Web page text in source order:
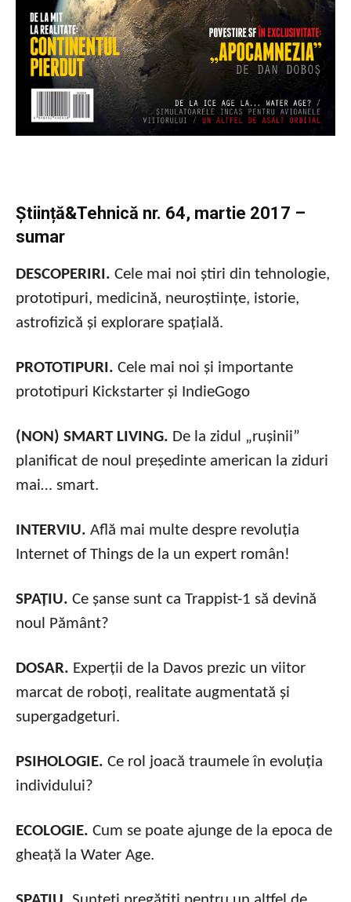
Știință&Tehnică nr. 64, martie 2017 –
sumar
DESCOPERIRI. Cele mai noi știri din tehnologie,
prototipuri, medicină, neuroștiințe, istorie,
astrofizică și explorare spațială.
PROTOTIPURI. Cele mai noi și importante
prototipuri Kickstarter și IndieGogo
(NON) SMART LIVING. De la zidul „rușinii”
planificat de noul președinte american la ziduri
mai… smart.
INTERVIU. Află mai multe despre revoluția
Internet of Things de la un expert român!
SPAȚIU. Ce șanse sunt ca Trappist-1 să devină
noul Pământ?
DOSAR. Experții de la Davos prezic un viitor
marcat de roboți, realitate augmentată și
supergadgeturi.
PSIHOLOGIE. Ce rol joacă traumele în evoluția
individului?
ECOLOGIE. Cum se poate ajunge de la epoca de
gheață la Water Age.